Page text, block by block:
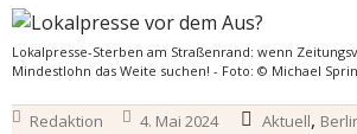
Lokalpresse-Sterben am Straßenrand: wenn
Mindestlohn das Weite suchen! - Foto: © Michael
Redaktion 4. Mai 2024 Aktuell,